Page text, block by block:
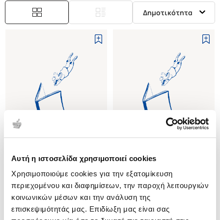
Αυτή η ιστοσελίδα χρησιμοποιεί cookies
Χρησιμοποιούμε cookies για την εξατομίκευση
περιεχομένου και διαφημίσεων, την παροχή λειτουργιών
κοινωνικών μέσων και την ανάλυση της
επισκεψιμότητάς μας. Επιδίωξη μας είναι σας
Δημοτικότητα
(0)
(P/B) VICTORIAN BABYLON
PEOPLE STREETS AND IMAGES
IN NINETEENTH CENTURY
NEAD LYNDA
Κωδ. Πολιτείας:4218-0188
(P/B) THE FEMALE NUDE
ART, OBSCENITY AND
SEXUALITY
NEAD LYNDA
Κωδ. Πολιτείας:3707-0782